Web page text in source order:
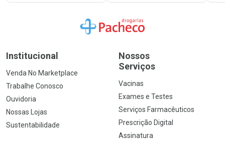
Ir para a Home
Institucional
Venda No Marketplace
Trabalhe Conosco
Ouvidoria
Nossas Lojas
Sustentabilidade
Nossos
Serviços
Vacinas
Exames e Testes
Serviços Farmacêuticos
Prescrição Digital
Assinatura